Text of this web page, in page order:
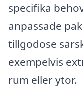
specifika
anpassade
tillgodose
exempelvis
rum eller ytor.